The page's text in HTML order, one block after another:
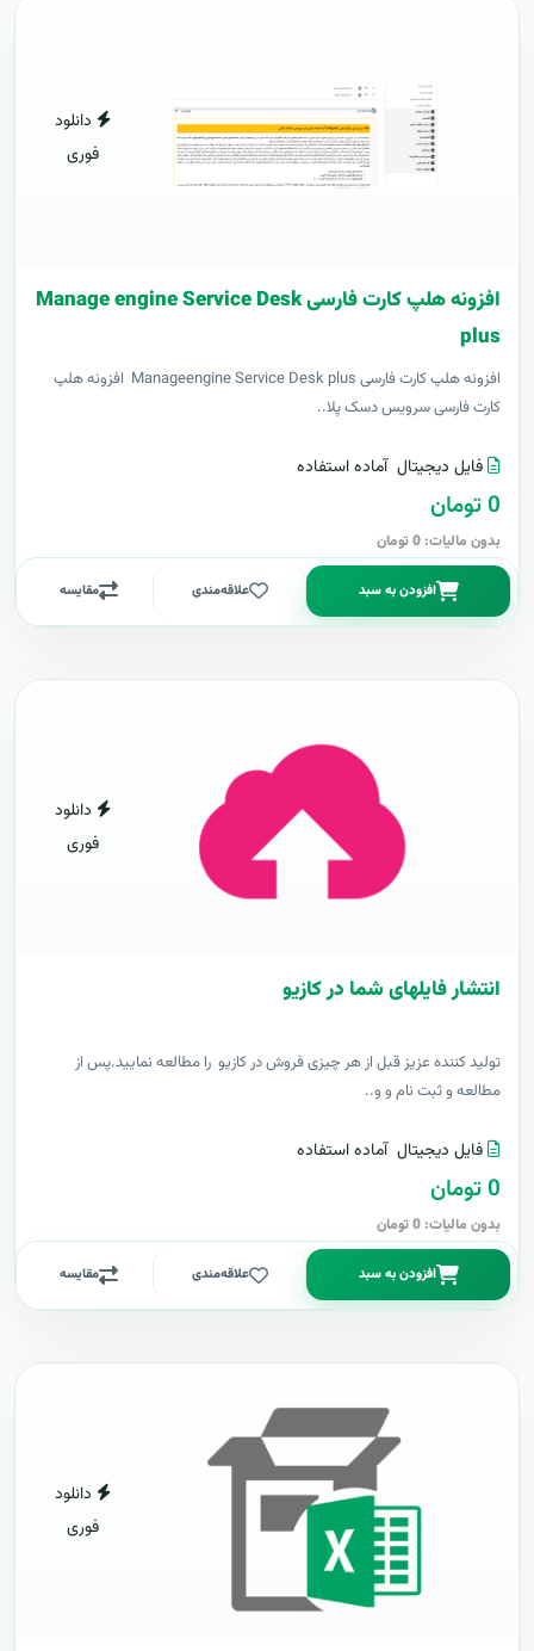
دانلود
فوری
افزونه هلپ کارت فارسی Manage engine Service Desk
plus
افزونه هلپ کارت فارسی Manageengine Service Desk plus افزونه هلپ
کارت فارسی سرویس دسک پلا..
فایل دیجیتال آماده استفاده
0 تومان
بدون مالیات: 0 تومان
افزودن به سبد علاقه‌مندی مقایسه
دانلود
فوری
انتشار فایلهای شما در کازیو
توليد کننده عزيز قبل از هر چیزی فروش در کازیو را مطالعه نمایید.پس از
مطالعه و ثبت نام و و..
فایل دیجیتال آماده استفاده
0 تومان
بدون مالیات: 0 تومان
افزودن به سبد علاقه‌مندی مقایسه
دانلود
فوری